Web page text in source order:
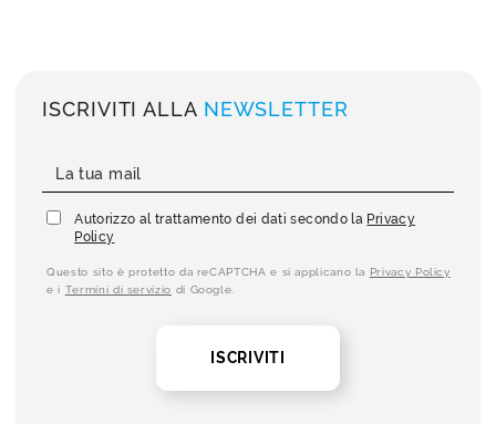
ISCRIVITI ALLA NEWSLETTER
Autorizzo al trattamento dei dati secondo la Privacy
Policy
Questo sito è protetto da reCAPTCHA e si applicano la Privacy Policy
e i Termini di servizio di Google.
ISCRIVITI